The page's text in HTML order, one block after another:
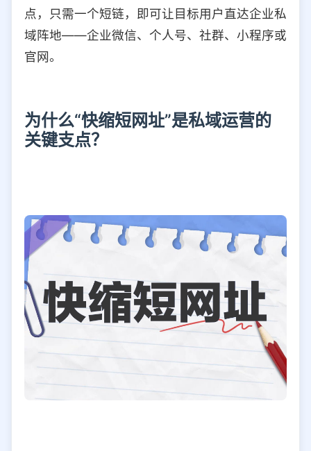
点，只需一个短链，即可让目标用户直达企业私
域阵地——企业微信、个人号、社群、小程序或
官网。
为什么“快缩短网址”是私域运营的
关键支点？